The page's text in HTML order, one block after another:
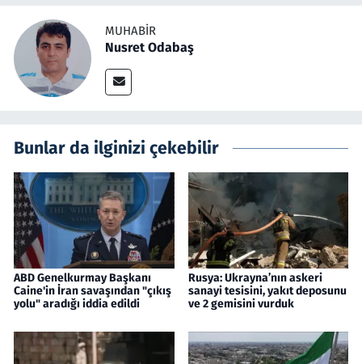
MUHABIR
Nusret Odabaş
Bunlar da ilginizi çekebilir
ABD Genelkurmay Başkanı
Caine'in İran savaşından "çıkış
yolu" aradığı iddia edildi
Rusya: Ukrayna’nın askeri
sanayi tesisini, yakıt deposunu
ve 2 gemisini vurduk